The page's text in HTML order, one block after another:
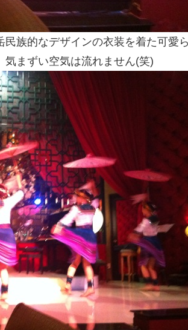
族的なデザインの衣装を着た可愛
気まずい空気は流れません(笑)